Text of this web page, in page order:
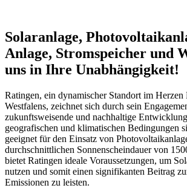
Solaranlage,
Anlage, Stromspeicher und
uns in Ihre Unabhängigkeit!
Ratingen, ein dynamischer Standort im
Westfalens, zeichnet sich durch sein
zukunftsweisende und nachhaltige
geografischen und klimatischen Bedingungen
geeignet für den Einsatz von
durchschnittlichen Sonnenscheindauer von
bietet Ratingen ideale Voraussetzungen, um
nutzen und somit einen signifikanten Beitrag
Emissionen zu leisten.